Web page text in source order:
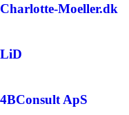
Charlotte-Moeller.dk
LiD
4BConsult ApS